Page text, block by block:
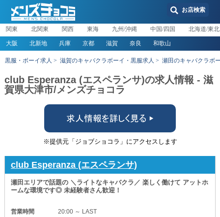
お店検索
関東 北関東 関西 東海 九州/沖縄 中国/四国 北海道/東北
大阪 北新地 兵庫 京都 滋賀 奈良 和歌山
黒服・ボーイ求人 滋賀のキャバクラボーイ・黒服求人 瀬田のキャバクラボ
club Esperanza (エスペランサ)の求人情報 - 滋
賀県大津市/メンズチョコラ
※提供元「ジョブショコラ」にアクセスします
club Esperanza (エスペランサ)
瀬田エリアで話題の ＼ライトなキャバクラ／ 楽しく働けて アットホ
ームな環境です◎ 未経験者さん歓迎！
営業時間
20:00 ～ LAST